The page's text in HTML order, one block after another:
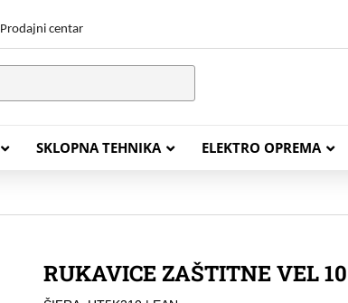
Prodajni centar
SKLOPNA TEHNIKA ELEKTRO OPREMA
ENERGETSKI KABELI
RUKAVICE ZAŠTITNE VEL